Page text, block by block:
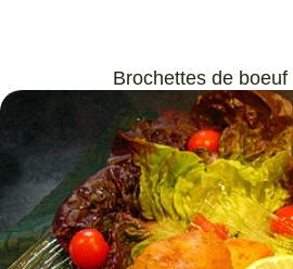
Brochettes de